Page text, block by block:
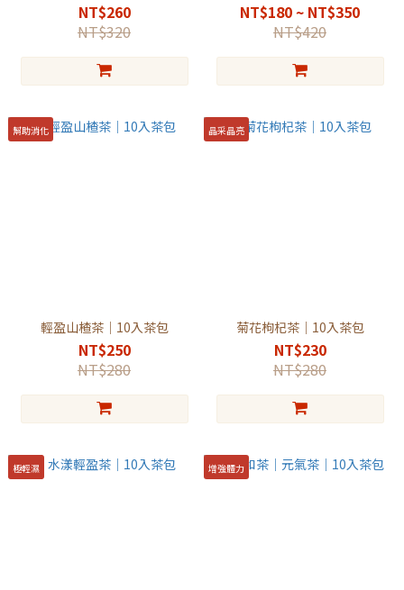
NT$260
NT$320
NT$180 ~ NT$350
NT$420
幫助消化
輕盈山楂茶｜10入茶包
NT$250
NT$280
晶采晶亮
菊花枸杞茶｜10入茶包
NT$230
NT$280
極輕濕 增強體力